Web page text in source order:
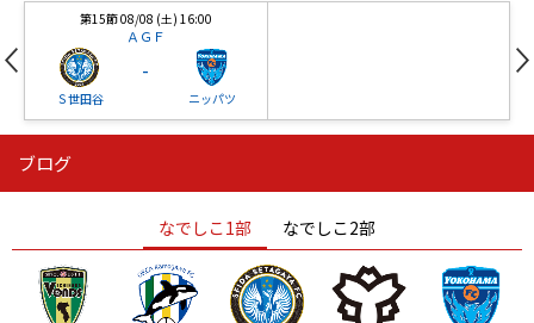
第15節 08/08 (土) 16:00
ＡＧＦ
Ｓ世田谷
-
ニッパツ
ニッパツ
ニッパツ 名古屋
石人の星
静岡 愛媛Ｌ
ブログ
なでしこ1部 なでしこ2部